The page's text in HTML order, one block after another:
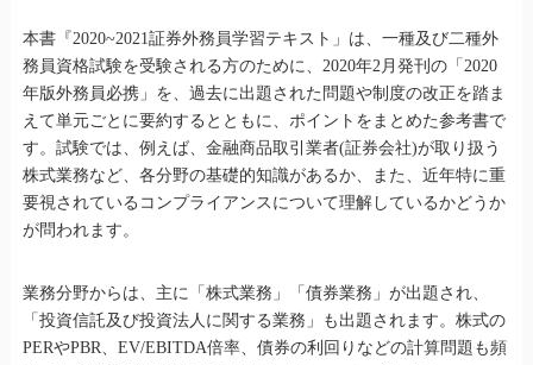
本書『2020~2021証券外務員学習テキスト」は、一種及び二種外
務員資格試験を受験される方のために、2020年2月発刊の「2020
年版外務員必携」を、過去に出題された問題や制度の改正を踏ま
えて単元ごとに要約するとともに、ポイントをまとめた参考書で
す。試験では、例えば、金融商品取引業者(証券会社)が取り扱う
株式業務など、各分野の基礎的知識があるか、また、近年特に重
要視されているコンプライアンスについて理解しているかどうか
が問われます。
業務分野からは、主に「株式業務」「債券業務」が出題され、
「投資信託及び投資法人に関する業務」も出題されます。株式の
PERやPBR、EV/EBITDA倍率、債券の利回りなどの計算問題も頻